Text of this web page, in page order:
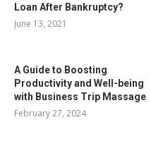
Loan After Bankruptcy?
June 13, 2021
A Guide to Boosting
Productivity and Well-being
with Business Trip Massage
February 27, 2024